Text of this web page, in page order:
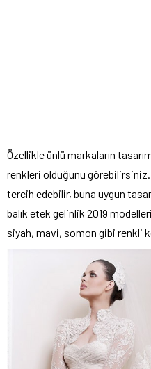
Özellikle ünlü markaların
renkleri olduğunu
tercih edebilir, buna uygun
balık etek gelinlik 2019 modelleri
siyah, mavi, somon gibi renkli